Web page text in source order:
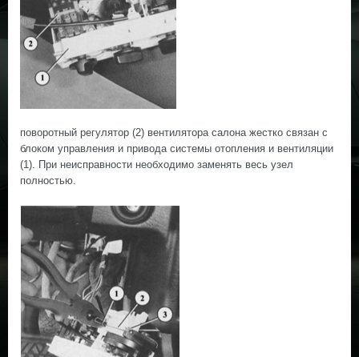
поворотный регулятор (2) вентилятора салона жестко связан с
блоком управления и привода системы отопления и вентиляции
(1). При неисправности необходимо заменять весь узел
полностью.